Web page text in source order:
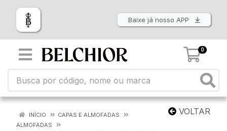
Baixe já nosso APP
0
VOLTAR
INÍCIO
CAPAS E ALMOFADAS
ALMOFADAS